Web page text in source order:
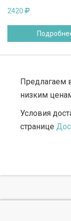
2420
Предлагаем
низким
Условия
странице